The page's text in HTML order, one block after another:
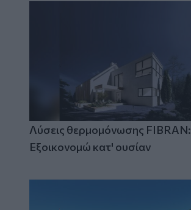
Λύσεις θερμομόνωσης FIBRAN:
Εξοικονομώ κατ' ουσίαν